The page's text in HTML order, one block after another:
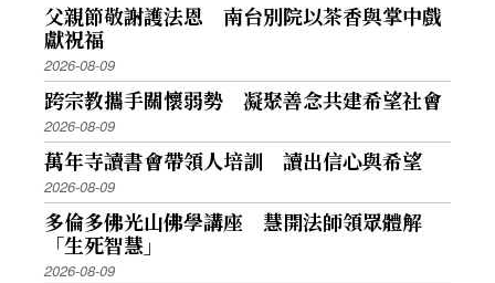
父親節敬謝護法恩 南台別院以茶香與掌中戲
獻祝福
2026-08-09
跨宗教攜手關懷弱勢 凝聚善念共建希望社會
2026-08-09
萬年寺讀書會帶領人培訓 讀出信心與希望
2026-08-09
多倫多佛光山佛學講座 慧開法師領眾體解
「生死智慧」
2026-08-09